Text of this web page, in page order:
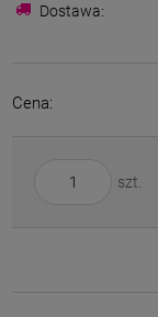
Dostawa:
Cena:
szt.